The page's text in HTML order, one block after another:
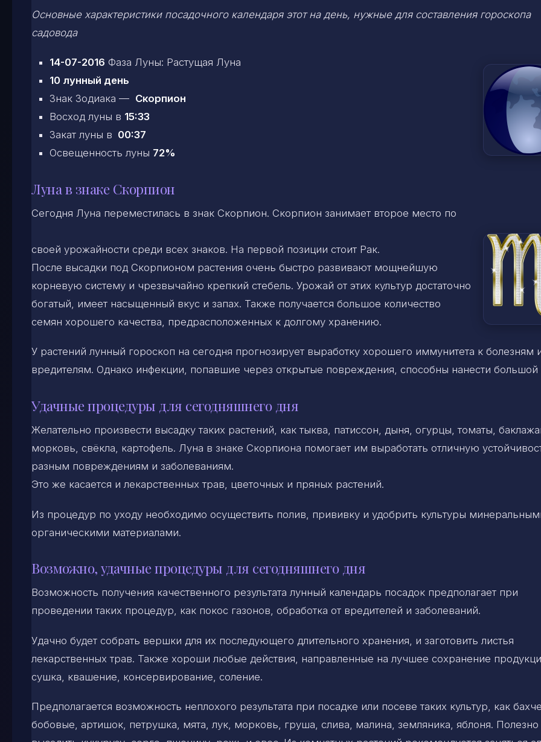
Основные характеристики посадочного календаря этот на день, нужные для составления гороскопа
садовода
14-07-2016 Фаза Луны: Растущая Луна
10 лунный день
Знак Зодиака — Скорпион
Восход луны в 15:33
Закат луны в 00:37
Освещенность луны 72%
Луна в знаке Скорпион
Сегодня Луна переместилась в знак Скорпион. Скорпион занимает второе место по
своей урожайности среди всех знаков. На первой позиции стоит Рак.
После высадки под Скорпионом растения очень быстро развивают мощнейшую
корневую систему и чрезвычайно крепкий стебель. Урожай от этих культур достаточно
богатый, имеет насыщенный вкус и запах. Также получается большое количество
семян хорошего качества, предрасположенных к долгому хранению.
У растений лунный гороскоп на сегодня прогнозирует выработку хорошего иммунитета к болезням
вредителям. Однако инфекции, попавшие через открытые повреждения, способны нанести большой
Удачные процедуры для сегодняшнего дня
Желательно произвести высадку таких растений, как тыква, патиссон, дыня, огурцы, томаты,
морковь, свёкла, картофель. Луна в знаке Скорпиона помогает им выработать отличную
разным повреждениям и заболеваниям.
Это же касается и лекарственных трав, цветочных и пряных растений.
Из процедур по уходу необходимо осуществить полив, прививку и удобрить культуры
органическими материалами.
Возможно, удачные процедуры для сегодняшнего дня
Возможность получения качественного результата лунный календарь посадок предполагает при
проведении таких процедур, как покос газонов, обработка от вредителей и заболеваний.
Удачно будет собрать вершки для их последующего длительного хранения, и заготовить листья
лекарственных трав. Также хороши любые действия, направленные на лучшее сохранение
сушка, квашение, консервирование, соление.
Предполагается возможность неплохого результата при посадке или посеве таких культур, как
бобовые, артишок, петрушка, мята, лук, морковь, груша, слива, малина, земляника, яблоня. Полезно